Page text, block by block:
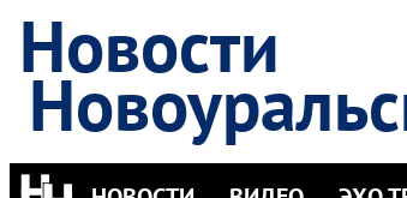
Новости